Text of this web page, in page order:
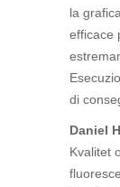
la
efficace
di
Daniel
Kvalitet